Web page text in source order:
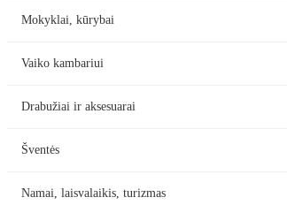
Mokyklai, kūrybai
Vaiko kambariui
Drabužiai ir aksesuarai
Šventės
Namai, laisvalaikis, turizmas